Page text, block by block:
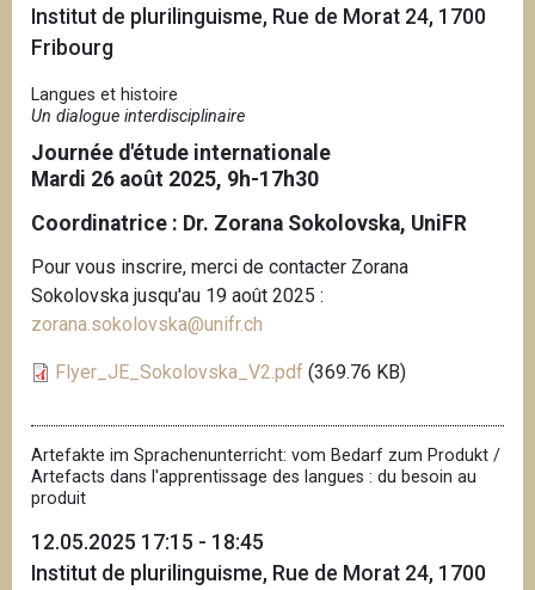
Institut de plurilinguisme, Rue de Morat 24, 1700
Fribourg
Langues et histoire
Un dialogue interdisciplinaire
Journée d'étude internationale
Mardi 26 août 2025, 9h-17h30
Coordinatrice : Dr. Zorana Sokolovska, UniFR
Pour vous inscrire, merci de contacter Zorana
Sokolovska jusqu'au 19 août 2025 :
zorana.sokolovska@unifr.ch
Flyer_JE_Sokolovska_V2.pdf (369.76 KB)
Artefakte im Sprachenunterricht: vom Bedarf zum Produkt /
Artefacts dans l'apprentissage des langues : du besoin au
produit
12.05.2025 17:15 - 18:45
Institut de plurilinguisme, Rue de Morat 24, 1700